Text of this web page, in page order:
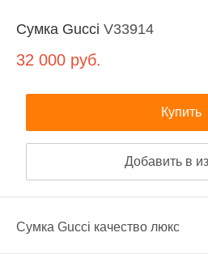
Сумка Gucci V33914
32 000 руб.
Купить
Добавить в
Сумка Gucci качество люкс